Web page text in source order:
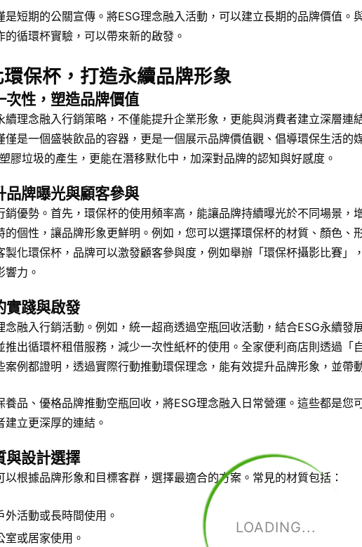
LOADING...
短期的公關宣傳。將ESG理念融入活動，可以建立長期的品牌價值。
循環杯實驗，可以帶來新的啟發。
保杯，打造永續品牌形象
次性，塑造品牌價值
理念融入行銷策略，不僅能提升企業形象，更能與消費者建立深層連
是一個盛裝飲品的容器，更是一個展示品牌價值觀、倡導環保生活的
膠垃圾的產生，更能在潛移默化中，加深對品牌的認知與好感度。
品牌曝光與顧客參與
優勢。首先，環保杯的使用頻率高，能讓品牌持續曝光於不同場景，
個性，讓品牌形象更鮮明。例如，您可以選擇環保杯的材質、顏色、
化環保杯，品牌可以激發顧客參與度，例如舉辦「環保杯攝影比賽」
力。
實踐與啟發
融入行銷活動。例如，統一超商透過空瓶回收活動，結合ESG永續發
出循環杯租借服務，減少一次性紙杯的使用。全家便利商店則透過「
例都證明，透過實際行動推動環保理念，能有效提升品牌形象，並帶
品、優格品牌推動空瓶回收，將ESG理念融入日常營運。這些都是您
立更深厚的連結。
與設計選擇
根據品牌形象和目標客群，選擇最適合的方案。常見的材質包括：
活動或長時間使用。
或居家使用。